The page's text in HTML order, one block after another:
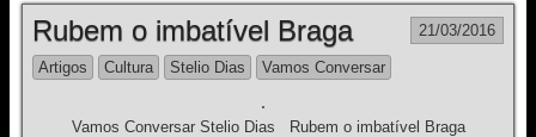
Rubem o imbatível Braga 21/03/2016
Artigos Cultura Stelio Dias Vamos Conversar
Vamos Conversar Stelio Dias Rubem o imbatível Braga